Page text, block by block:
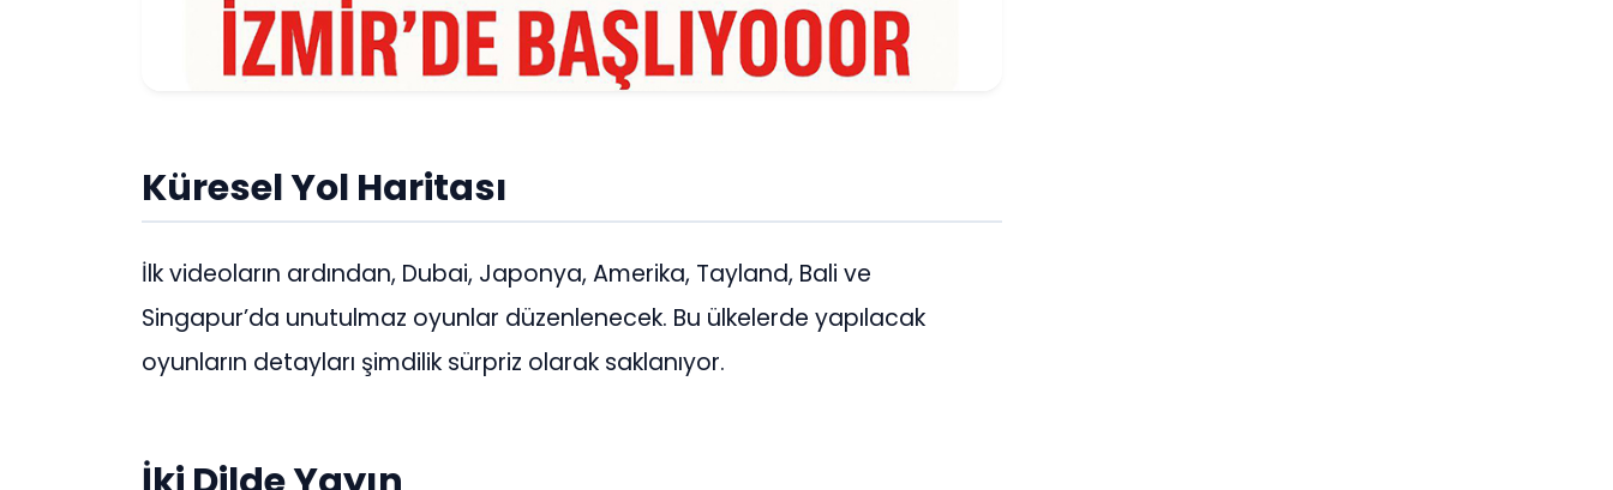
Küresel Yol Haritası
İlk videoların ardından, Dubai, Japonya, Amerika, Tayland, Bali ve
Singapur’da unutulmaz oyunlar düzenlenecek. Bu ülkelerde yapılacak
oyunların detayları şimdilik sürpriz olarak saklanıyor.